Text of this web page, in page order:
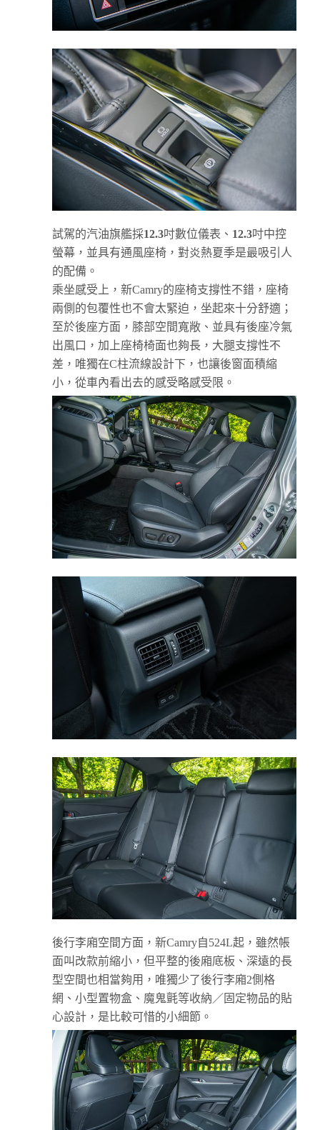
試駕的汽油旗艦採12.3吋數位儀表、 12.3吋中控
螢幕，並具有通風座椅，對炎熱夏季是最吸引人
的配備。
乘坐感受上，新Camry的座椅支撐性不錯，座椅
兩側的包覆性也不會太緊迫，坐起來十分舒適；
至於後座方面，膝部空間寬敞、並具有後座冷氣
出風口，加上座椅椅面也夠長，大腿支撐性不
差，唯獨在C柱流線設計下，也讓後窗面積縮
小，從車內看出去的感受略感受限。
後行李廂空間方面，新Camry自524L起，雖然帳
面叫改款前縮小，但平整的後廂底板、深遠的長
型空間也相當夠用，唯獨少了後行李廂2側格
網、小型置物盒、魔鬼氈等收納／固定物品的貼
心設計，是比較可惜的小細節。